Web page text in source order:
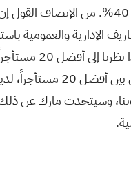
قياسيًا بلغ 1645 دولارًا للقدم المربع، وهو أعلى سعر تم تحقيقه على الإطلاق
الإدارية والعمومية